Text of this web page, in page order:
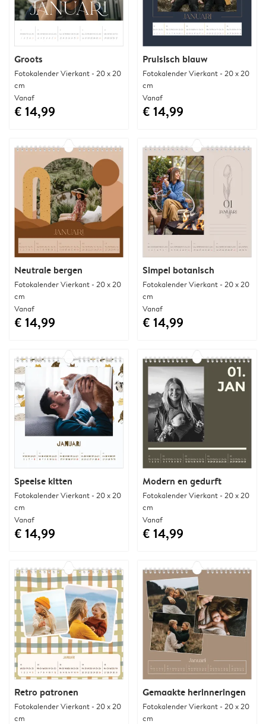
Groots
Fotokalender Vierkant - 20 x 20
cm
Vanaf
€ 14,99
Pruisisch blauw
Fotokalender Vierkant - 20 x 20
cm
Vanaf
€ 14,99
Neutrale bergen
Fotokalender Vierkant - 20 x 20
cm
Vanaf
€ 14,99
Simpel botanisch
Fotokalender Vierkant - 20 x 20
cm
Vanaf
€ 14,99
Speelse kitten
Fotokalender Vierkant - 20 x 20
cm
Vanaf
€ 14,99
Modern en gedurft
Fotokalender Vierkant - 20 x 20
cm
Vanaf
€ 14,99
Retro patronen
Fotokalender Vierkant - 20 x 20
cm
Gemaakte herinneringen
Fotokalender Vierkant - 20 x 20
cm